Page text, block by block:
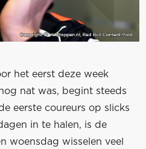
het eerst deze week
nat was, begint steeds
eerste coureurs op slicks
in te halen, is de
woensdag wisselen veel